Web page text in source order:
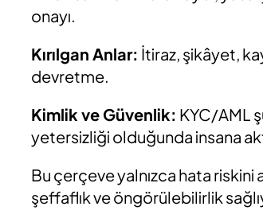
onayı.
Kırılgan Anlar: İtiraz, şikâyet,
devretme.
Kimlik ve Güvenlik: KYC/AML
yetersizliği olduğunda insana
Bu çerçeve yalnızca hata riskini
şeffaflık ve öngörülebilirlik